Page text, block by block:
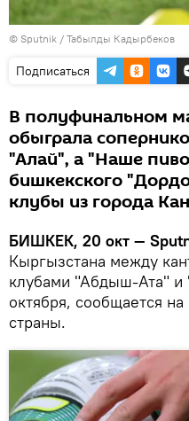
© Sputnik / Табылды Кадырбеков
Подписаться
В полуфинальном
обыграла
"Алай", а "Наше
бишкекского
клубы из города
БИШКЕК, 20 окт —
Кыргызстана между
клубами "Абдыш-Ата" и
октября, сообщается
страны.